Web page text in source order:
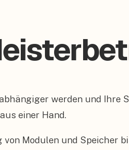
werden und
einer Hand.
Modulen und Speicher